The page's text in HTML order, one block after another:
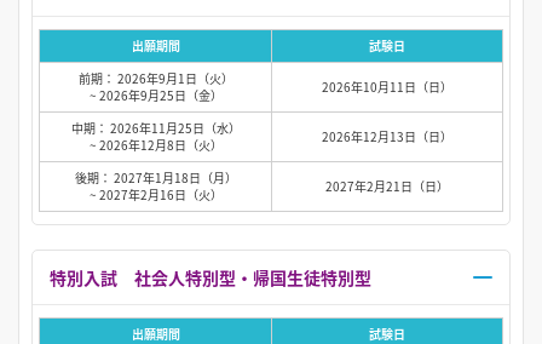
出願期間
試験日
前期： 2026年9月1日（火）
~ 2026年9月25日（金）
2026年10月11日（日）
中期： 2026年11月25日（水）
~ 2026年12月8日（火）
2026年12月13日（日）
後期： 2027年1月18日（月）
~ 2027年2月16日（火）
2027年2月21日（日）
出願期間
試験日